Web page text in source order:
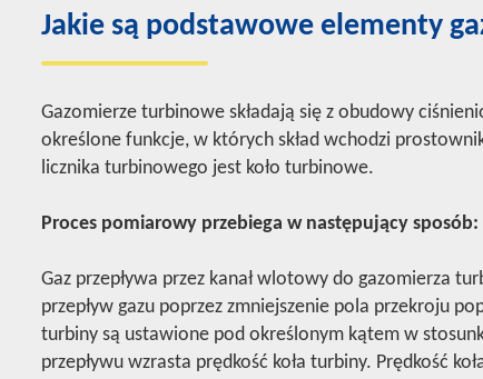
Jakie są podstawowe elementy
Gazomierze turbinowe składają się z obudowy
określone funkcje, w których skład wchodzi
licznika turbinowego jest koło turbinowe.
Proces pomiarowy przebiega w następujący sposób:
Gaz przepływa przez kanał wlotowy do gazomierza
przepływ gazu poprzez zmniejszenie pola przekroju
turbiny są ustawione pod określonym kątem w
przepływu wzrasta prędkość koła turbiny. Prędkość